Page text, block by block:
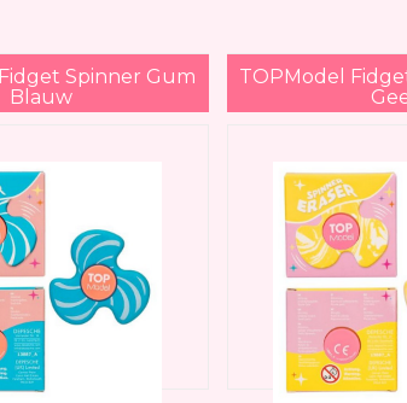
Spinner Gum
Blauw
TOPModel